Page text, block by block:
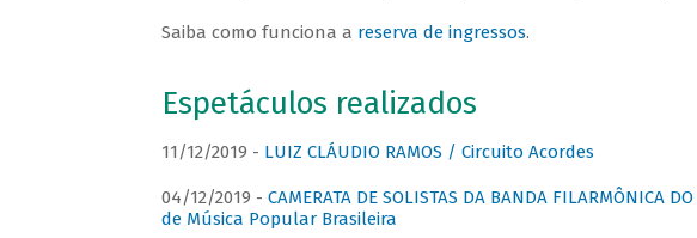
Saiba como funciona a reserva de ingressos.
Espetáculos realizados
11/12/2019 - LUIZ CLÁUDIO RAMOS / Circuito Acordes
04/12/2019 - CAMERATA DE SOLISTAS DA BANDA FILARMÔNICA
de Música Popular Brasileira